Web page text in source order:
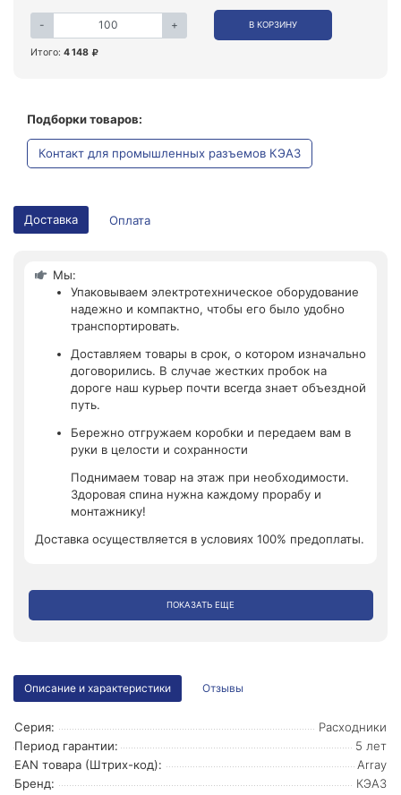
- + В КОРЗИНУ
Итого: 4 148
Подборки товаров:
Контакт для промышленных разъемов КЭАЗ
Доставка Оплата
Мы:
Упаковываем электротехническое оборудование
надежно и компактно, чтобы его было удобно
транспортировать.
Доставляем товары в срок, о котором изначально
договорились. В случае жестких пробок на
дороге наш курьер почти всегда знает объездной
путь.
Бережно отгружаем коробки и передаем вам в
руки в целости и сохранности
Поднимаем товар на этаж при необходимости.
Здоровая спина нужна каждому прорабу и
монтажнику!
Доставка осуществляется в условиях 100% предоплаты.
ПОКАЗАТЬ ЕЩЕ
Описание и характеристики Отзывы
Серия:
Расходники
Период гарантии:
5 лет
EAN товара (Штрих-код):
Array
Бренд:
КЭАЗ